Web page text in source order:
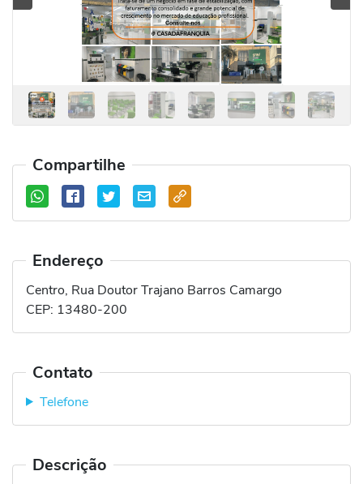
Compartilhe
Endereço
Centro, Rua Doutor Trajano Barros Camargo
CEP: 13480-200
Contato
Telefone
Descrição